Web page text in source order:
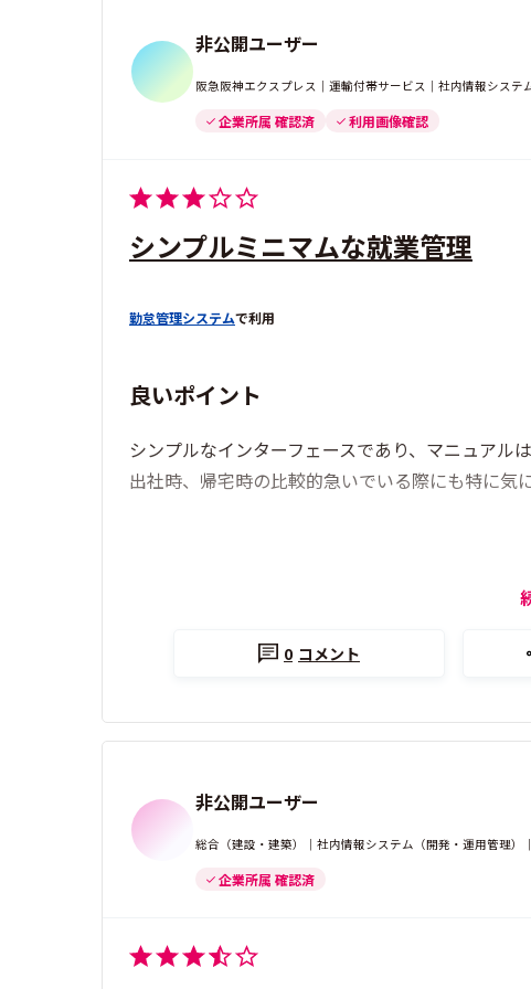
非公開ユーザー
阪急阪神エクスプレス｜運輸付帯サービス｜社内情報シス
企業所属 確認済 利用画像確認
シンプルミニマムな就業管理
勤怠管理システムで利用
良いポイント
シンプルなインターフェースであり、マニュアル
出社時、帰宅時の比較的急いでいる際にも特に気
0 コメント
非公開ユーザー
総合（建設・建築）｜社内情報システム（開発・運用管理
企業所属 確認済